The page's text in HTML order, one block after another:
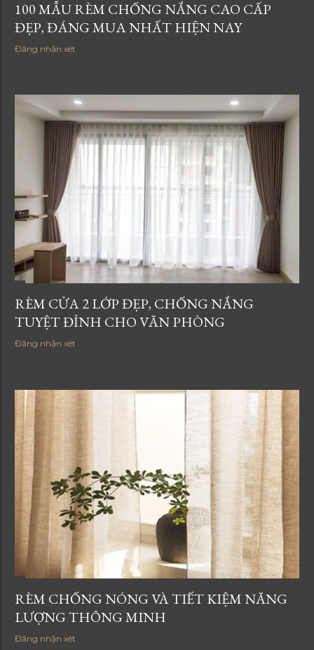
100 MẪU RÈM CHỐNG NẮNG CAO CẤP
ĐẸP, ĐÁNG MUA NHẤT HIỆN NAY
Đăng nhận xét
RÈM CỬA 2 LỚP ĐẸP, CHỐNG NẮNG
TUYỆT ĐỈNH CHO VĂN PHÒNG
Đăng nhận xét
RÈM CHỐNG NÓNG VÀ TIẾT KIỆM NĂNG
LƯỢNG THÔNG MINH
Đăng nhận xét